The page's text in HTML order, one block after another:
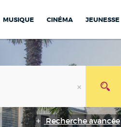
MUSIQUE CINÉMA JEUNESSE
Recherche avancée